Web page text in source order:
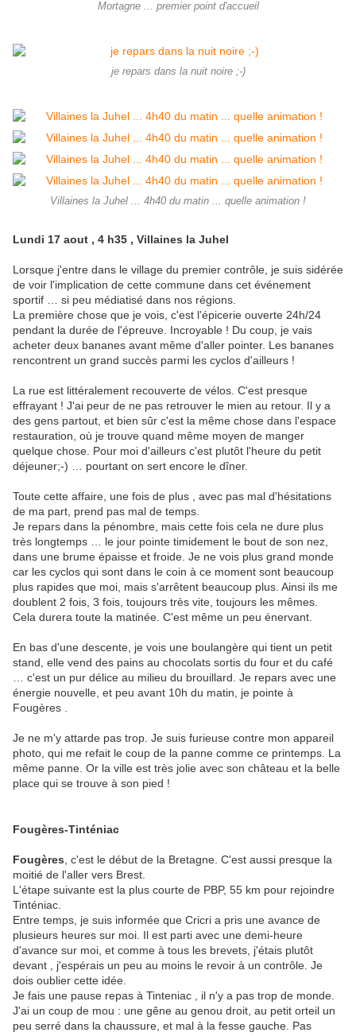
Mortagne ... premier point d'accueil
je repars dans la nuit noire ;-)
Villaines la Juhel ... 4h40 du matin ... quelle animation !
Lundi 17 aout , 4 h35 , Villaines la Juhel
Lorsque j'entre dans le village du premier contrôle, je suis sidérée
de voir l'implication de cette commune dans cet événement
sportif … si peu médiatisé dans nos régions.
La première chose que je vois, c'est l'épicerie ouverte 24h/24
pendant la durée de l'épreuve. Incroyable ! Du coup, je vais
acheter deux bananes avant même d'aller pointer. Les bananes
rencontrent un grand succès parmi les cyclos d'ailleurs !
La rue est littéralement recouverte de vélos. C'est presque
effrayant ! J'ai peur de ne pas retrouver le mien au retour. Il y a
des gens partout, et bien sûr c'est la même chose dans l'espace
restauration, où je trouve quand même moyen de manger
quelque chose. Pour moi d'ailleurs c'est plutôt l'heure du petit
déjeuner;-) … pourtant on sert encore le dîner.
Toute cette affaire, une fois de plus , avec pas mal d'hésitations
de ma part, prend pas mal de temps.
Je repars dans la pénombre, mais cette fois cela ne dure plus
très longtemps … le jour pointe timidement le bout de son nez,
dans une brume épaisse et froide. Je ne vois plus grand monde
car les cyclos qui sont dans le coin à ce moment sont beaucoup
plus rapides que moi, mais s'arrêtent beaucoup plus. Ainsi ils me
doublent 2 fois, 3 fois, toujours très vite, toujours les mêmes.
Cela durera toute la matinée. C'est même un peu énervant.
En bas d'une descente, je vois une boulangère qui tient un petit
stand, elle vend des pains au chocolats sortis du four et du café
… c'est un pur délice au milieu du brouillard. Je repars avec une
énergie nouvelle, et peu avant 10h du matin, je pointe à
Fougères .
Je ne m'y attarde pas trop. Je suis furieuse contre mon appareil
photo, qui me refait le coup de la panne comme ce printemps. La
même panne. Or la ville est très jolie avec son château et la belle
place qui se trouve à son pied !
Fougères-Tinténiac
Fougères , c'est le début de la Bretagne. C'est aussi presque la
moitié de l'aller vers Brest.
L'étape suivante est la plus courte de PBP, 55 km pour rejoindre
Tinténiac.
Entre temps, je suis informée que Cricri a pris une avance de
plusieurs heures sur moi. Il est parti avec une demi-heure
d'avance sur moi, et comme à tous les brevets, j'étais plutôt
devant , j'espérais un peu au moins le revoir à un contrôle. Je
dois oublier cette idée.
Je fais une pause repas à Tinteniac , il n'y a pas trop de monde.
J'ai un coup de mou : une gêne au genou droit, au petit orteil un
peu serré dans la chaussure, et mal à la fesse gauche. Pas